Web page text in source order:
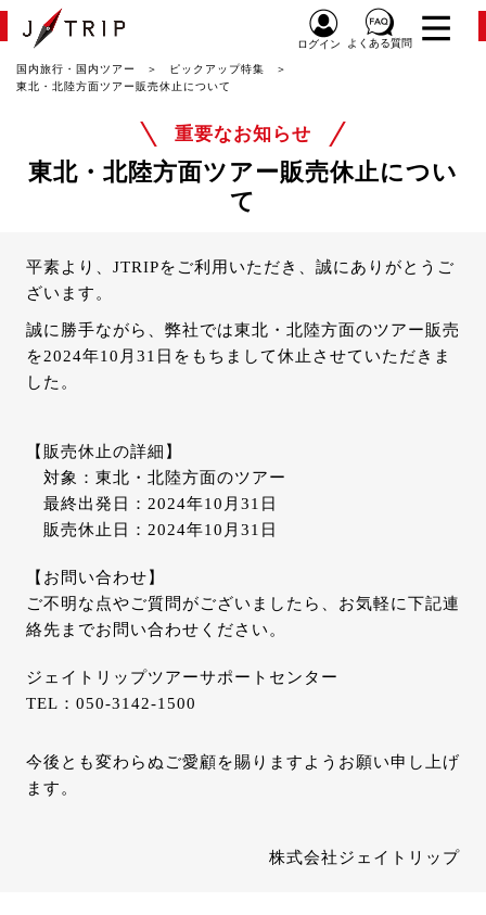
ログイン よくある質問
国内旅行・国内ツアー
ピックアップ特集
東北・北陸方面ツアー販売休止について
重要なお知らせ
東北・北陸方面ツアー販売休止につい
て
平素より、JTRIPをご利用いただき、誠にありがとうご
ざいます。
誠に勝手ながら、弊社では東北・北陸方面のツアー販売
を2024年10月31日をもちまして休止させていただきま
した。
【販売休止の詳細】
対象：東北・北陸方面のツアー
最終出発日：2024年10月31日
販売休止日：2024年10月31日
【お問い合わせ】
ご不明な点やご質問がございましたら、お気軽に下記連
絡先までお問い合わせください。
ジェイトリップツアーサポートセンター
TEL：050-3142-1500
今後とも変わらぬご愛顧を賜りますようお願い申し上げ
ます。
株式会社ジェイトリップ